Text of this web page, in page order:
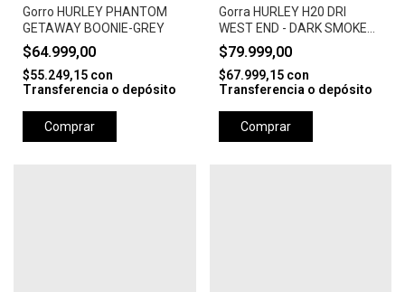
Gorro HURLEY PHANTOM
GETAWAY BOONIE-GREY
$64.999,00
$55.249,15 con
Transferencia o depósito
Comprar
Gorra HURLEY H20 DRI
WEST END - DARK SMOKE
GREY
$79.999,00
$67.999,15 con
Transferencia o depósito
Comprar